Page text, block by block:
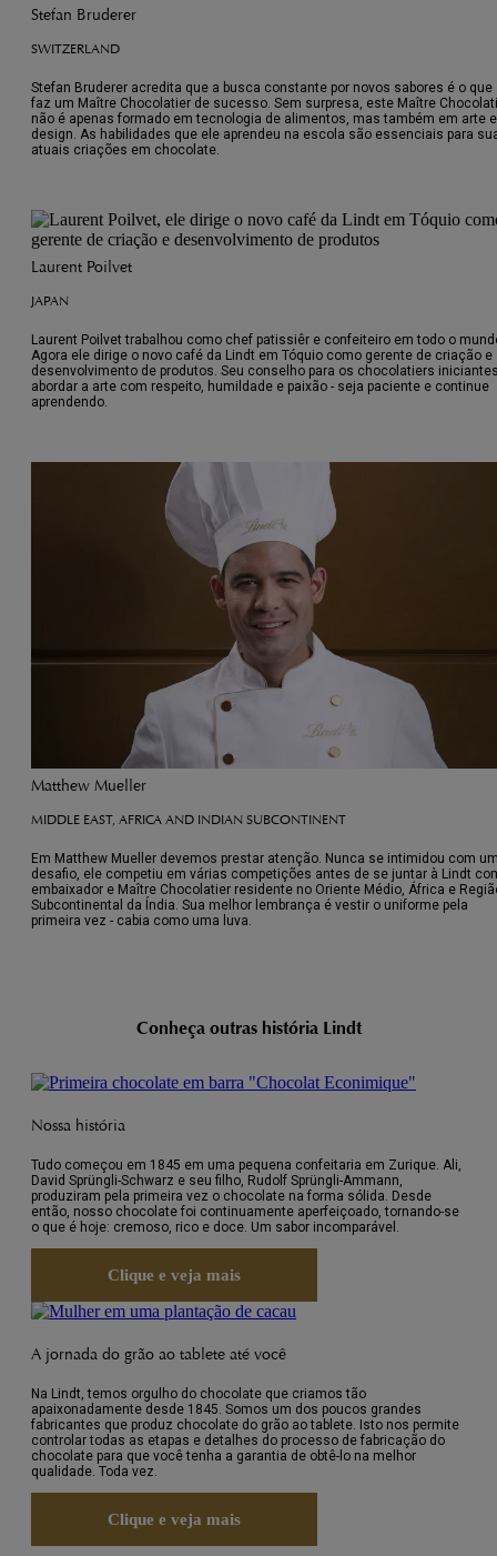
Stefan Bruderer
SWITZERLAND
Stefan Bruderer acredita que a busca constante por novos sabores é o que
faz um Maître Chocolatier de sucesso. Sem surpresa, este Maître
não é apenas formado em tecnologia de alimentos, mas também em arte e
design. As habilidades que ele aprendeu na escola são essenciais para
atuais criações em chocolate.
Laurent Poilvet
JAPAN
Laurent Poilvet trabalhou como chef patissiêr e confeiteiro em todo o
Agora ele dirige o novo café da Lindt em Tóquio como gerente de criação e
desenvolvimento de produtos. Seu conselho para os chocolatiers
abordar a arte com respeito, humildade e paixão - seja paciente e continue
aprendendo.
Matthew Mueller
MIDDLE EAST, AFRICA AND INDIAN SUBCONTINENT
Em Matthew Mueller devemos prestar atenção. Nunca se intimidou com
desafio, ele competiu em várias competições antes de se juntar à Lindt
embaixador e Maître Chocolatier residente no Oriente Médio, África e
Subcontinental da Índia. Sua melhor lembrança é vestir o uniforme pela
primeira vez - cabia como uma luva.
Conheça outras história Lindt
Nossa história
Tudo começou em 1845 em uma pequena confeitaria em Zurique. Ali,
David Sprüngli-Schwarz e seu filho, Rudolf Sprüngli-Ammann,
produziram pela primeira vez o chocolate na forma sólida. Desde
então, nosso chocolate foi continuamente aperfeiçoado, tornando-se
o que é hoje: cremoso, rico e doce. Um sabor incomparável.
Clique e veja mais
A jornada do grão ao tablete até você
Na Lindt, temos orgulho do chocolate que criamos tão
apaixonadamente desde 1845. Somos um dos poucos grandes
fabricantes que produz chocolate do grão ao tablete. Isto nos permite
controlar todas as etapas e detalhes do processo de fabricação do
chocolate para que você tenha a garantia de obtê-lo na melhor
qualidade. Toda vez.
Clique e veja mais